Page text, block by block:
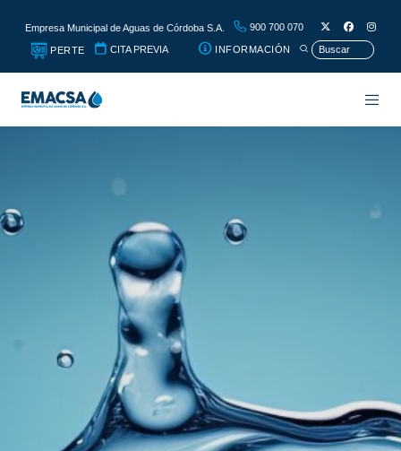
Empresa Municipal de Aguas de Córdoba S.A. 900 700 070
PERTE CITA PREVIA INFORMACIÓN